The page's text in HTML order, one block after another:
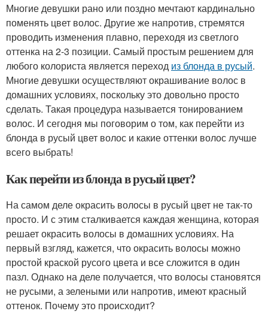
Многие девушки рано или поздно мечтают кардинально
поменять цвет волос. Другие же напротив, стремятся
проводить изменения плавно, переходя из светлого
оттенка на 2-3 позиции. Самый простым решением для
любого колориста является переход из блонда в русый.
Многие девушки осуществляют окрашивание волос в
домашних условиях, поскольку это довольно просто
сделать. Такая процедура называется тонированием
волос. И сегодня мы поговорим о том, как перейти из
блонда в русый цвет волос и какие оттенки волос лучше
всего выбрать!
Как перейти из блонда в русый цвет?
На самом деле окрасить волосы в русый цвет не так-то
просто. И с этим сталкивается каждая женщина, которая
решает окрасить волосы в домашних условиях. На
первый взгляд, кажется, что окрасить волосы можно
простой краской русого цвета и все сложится в один
пазл. Однако на деле получается, что волосы становятся
не русыми, а зелеными или напротив, имеют красный
оттенок. Почему это происходит?